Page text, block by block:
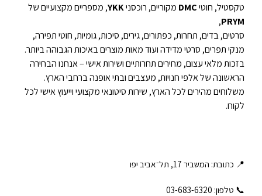
טקסטיל, חוטיDMC מקוריים, רוכסניYKK, מספריים מקצועיים של
PRYM
,
סרטים, בדים, תחרות, כפתורים, גירים, סיכות, גומיות, חוטי תפירה,
מנקי תפרים, סרטי מדידה ועוד מאות מוצרים באיכות הגבוהה ביותר.
בזכות מלאי עצום, מחירים תחרותיים ושירות אישי – אנחנו הבחירה
הראשונה של אלפי חנויות, מעצבים ובתי אופנה ברחבי הארץ.
משלוחים מהירים לכל הארץ, שירות סיטונאי מקצועי וייעוץ אישי לכל
לקוח.
📍 כתובת: המשביר 17, תל־אביב יפו
📞 טלפון: ‎03-683-6320